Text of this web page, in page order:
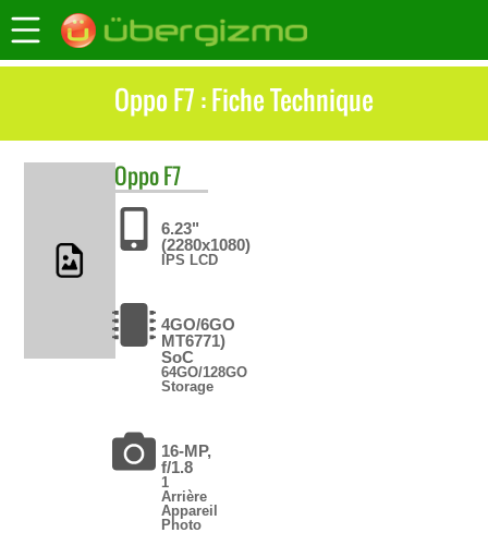
Oppo F7 : Fiche Technique
OppoF7
6.23"
(2280x1080)
IPS LCD
4GO/6GO
MT6771)
SoC
64GO/128GO
Storage
16-MP,
f/1.8
1
Arrière
Appareil
Photo